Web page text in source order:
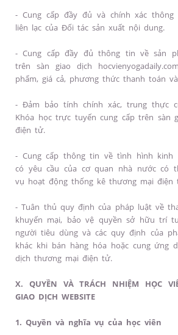
- Cung cấp đầy đủ và chính xác
liên lạc của Đối tác sản xuất nội dung.
- Cung cấp đầy đủ thông tin về sản
trên sàn giao dịch
phẩm, giá cả, phương thức thanh toán
- Đảm bảo tính chính xác, trung thực
Khóa học trực tuyến cung cấp trên sàn
điện tử.
- Cung cấp thông tin về tình hình kinh
có yêu cầu của cơ quan nhà nước có
vụ hoạt động thống kê thương mại điện
- Tuân thủ quy định của pháp luật về
khuyến mại, bảo vệ quyền sở hữu trí
người tiêu dùng và các quy định của
khác khi bán hàng hóa hoặc cung ứng
dịch thương mại điện tử.
X. QUYỀN VÀ TRÁCH NHIỆM HỌC
GIAO DỊCH WEBSITE
1. Quyền và nghĩa vụ của học viên